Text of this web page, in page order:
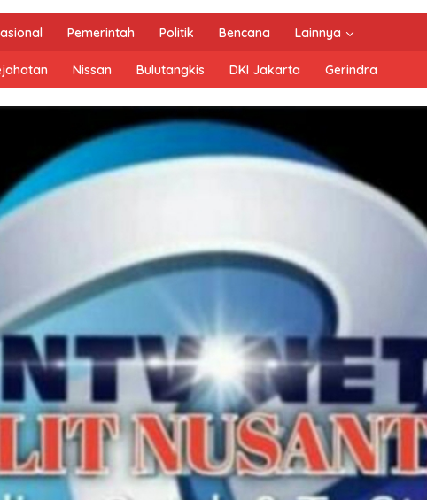
Pemerintah Politik Bencana Lainnya
Nissan Bulutangkis DKI Jakarta Gerindra